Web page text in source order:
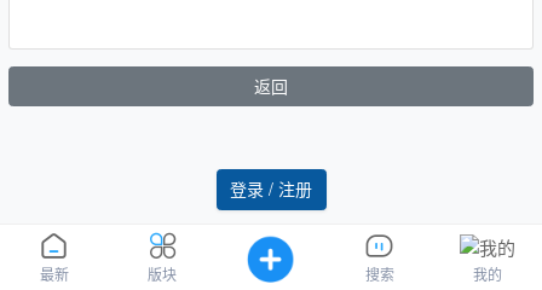
最新 版块 搜索 我的
登录 / 注册
返回